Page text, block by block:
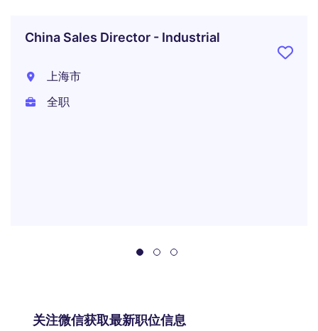
China Sales Director - Industrial
上海市
全职
关注微信获取最新职位信息